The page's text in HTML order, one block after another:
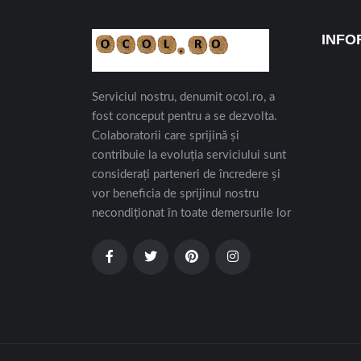
Serviciul nostru, denumit ocol.ro, a
fost conceput pentru a se dezvolta.
Colaboratorii care sprijină și
contribuie la evoluția serviciului sunt
considerați parteneri de încredere și
vor beneficia de sprijinul nostru
necondiționat în toate demersurile lor